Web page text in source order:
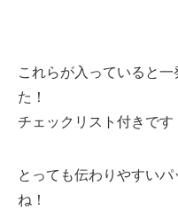
これらが入っていると
た！
チェックリスト付きです
とっても伝わりやすい
ね！